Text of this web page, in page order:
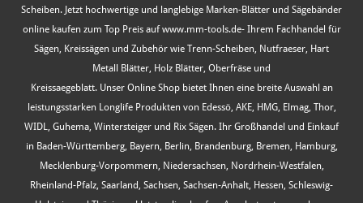
Scheiben. Jetzt hochwertige und langlebige Marken-Blätter und Sägebänder
online kaufen zum Top Preis auf www.mm-tools.de- Ihrem Fachhandel für
Sägen, Kreissägen und Zubehör wie Trenn-Scheiben, Nutfraeser, Hart
Metall Blätter, Holz Blätter, Oberfräse und
Kreissaegeblatt. Unser Online Shop bietet Ihnen eine breite Auswahl an
leistungsstarken Longlife Produkten von Edessö, AKE, HMG, Elmag, Thor,
WIDL, Guhema, Wintersteiger und Rix Sägen. Ihr Großhandel und Einkauf
in Baden-Württemberg, Bayern, Berlin, Brandenburg, Bremen, Hamburg,
Mecklenburg-Vorpommern, Niedersachsen, Nordrhein-Westfalen,
Rheinland-Pfalz, Saarland, Sachsen, Sachsen-Anhalt, Hessen, Schleswig-